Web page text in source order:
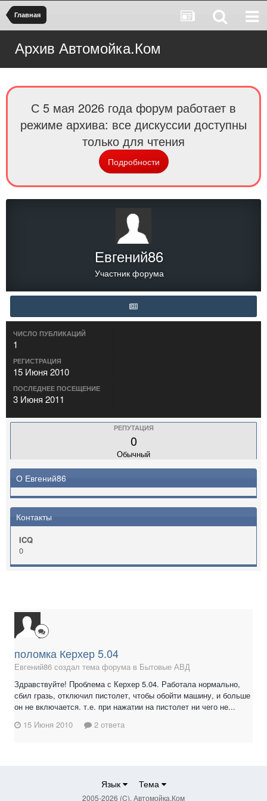
Главная
Архив Автомойка.Ком
С 5 мая 2026 года форум работает в
режиме архива: все дискуссии доступны
только для чтения
Подробности
Евгений86
Участник форума
ЧИСЛО ПУБЛИКАЦИЙ
1
РЕГИСТРАЦИЯ
15 Июня 2010
ПОСЛЕДНЕЕ ПОСЕЩЕНИЕ
3 Июня 2011
РЕПУТАЦИЯ
0
Обычный
О Евгений86
Контакты
ICQ
0
поломка Керхер 5.04
Евгений86 создал тема форума в Бытовые АВД
Здравствуйте! Проблема с Керхер 5.04. Работала нормально,
сбил гразь, отключил пистолет, чтобы обойти машину, и больше
он не включается. т.е. при нажатии на пистолет ни чего не...
15 Июня 2010
2 ответа
Язык Тема
2005-2026 (C), Автомойка.Ком